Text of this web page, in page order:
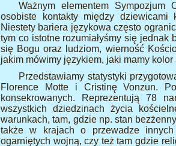
Ważnym elementem Sympozjum
osobiste kontakty między dziewicami
Niestety bariera językowa często
tym co istotne rozumiałyśmy się jednak
się Bogu oraz ludziom, wierność
jakim mówimy językiem, jaki mamy
Przedstawiamy statystyki
Florence Motte i Cristinę Vonzun.
konsekrowanych. Reprezentują 78
wszystkich dziedzinach życia
warunkach, tam, gdzie np. stan
także w krajach o przewadze
ogarniętych wojną, czy też tam gdzie